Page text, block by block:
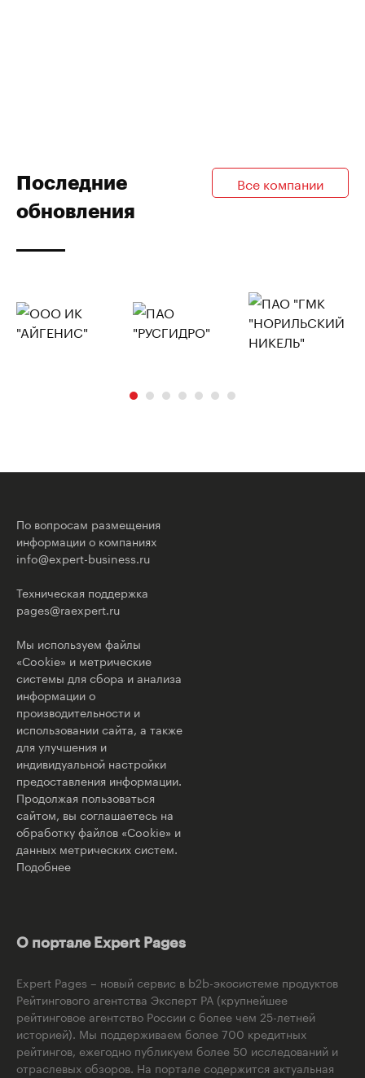
Последние
обновления
Все компании
По вопросам размещения
информации о компаниях
info@expert-business.ru
Техническая поддержка
pages@raexpert.ru
Мы используем файлы
«Cookie» и метрические
системы для сбора и анализа
информации о
производительности и
использовании сайта, а также
для улучшения и
индивидуальной настройки
предоставления информации.
Продолжая пользоваться
сайтом, вы соглашаетесь на
обработку файлов «Cookie» и
данных метрических систем.
Подобнее
О портале Expert Pages
Expert Pages – новый сервис в b2b-экосистеме продуктов
Рейтингового агентства Эксперт РА (крупнейшее
рейтинговое агентство России с более чем 25-летней
историей). Мы поддерживаем более 700 кредитных
рейтингов, ежегодно публикуем более 50 исследований и
отраслевых обзоров. На портале содержится актуальная